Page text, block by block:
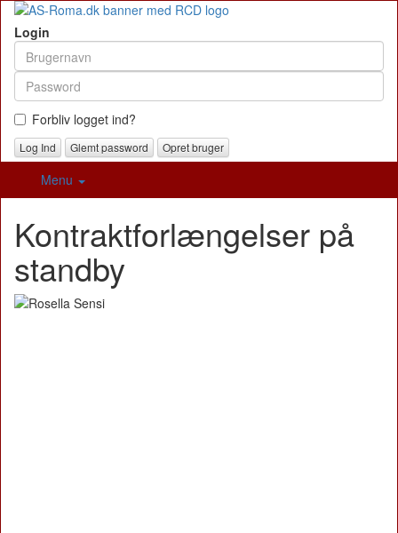
Login
Forbliv logget ind?
Glemt password Opret bruger
Menu
Kontraktforlængelser på
standby